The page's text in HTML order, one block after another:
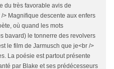
du très favorable avis de
> Magnifique descente aux enfers
où quand les mots
bavard) le tonnerre des revolvers
le film de Jarmusch que je<br />
La poésie est partout présente
par Blake et ses prédécesseurs